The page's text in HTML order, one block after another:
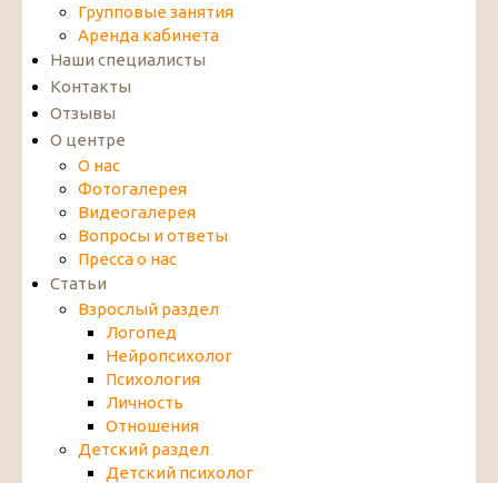
Групповые занятия
Аренда кабинета
Наши специалисты
Контакты
Отзывы
О центре
О нас
Фотогалерея
Видеогалерея
Вопросы и ответы
Пресса о нас
Статьи
Взрослый раздел
Логопед
Нейропсихолог
Психология
Личность
Отношения
Детский раздел
Детский психолог